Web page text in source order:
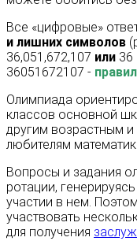
Все «цифровые»
и лишних символов
36,051,672,107 или 36
36051672107 -
Олимпиада
классов основной
другим возрастным
любителям
Вопросы и задания
ротации,
участии в нем.
участвовать
для получения